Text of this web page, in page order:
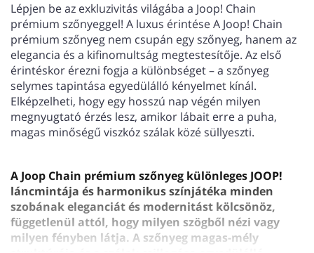
Lépjen be az exkluzivitás világába a Joop! Chain
prémium szőnyeggel! A luxus érintése A Joop! Chain
prémium szőnyeg nem csupán egy szőnyeg, hanem az
elegancia és a kifinomultság megtestesítője. Az első
érintéskor érezni fogja a különbséget – a szőnyeg
selymes tapintása egyedülálló kényelmet kínál.
Elképzelheti, hogy egy hosszú nap végén milyen
megnyugtató érzés lesz, amikor lábait erre a puha,
magas minőségű viszkóz szálak közé süllyeszti.
A Joop Chain prémium szőnyeg különleges JOOP!
láncmintája és harmonikus színjátéka minden
szobának eleganciát és modernitást kölcsönöz,
függetlenül attól, hogy milyen szögből nézi vagy
milyen fényben látja. A szőnyeg magas-mély